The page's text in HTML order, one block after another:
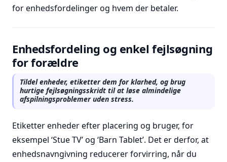
for enhedsfordelinger og hvem der betaler.
Enhedsfordeling og enkel fejlsøgning
for forældre
Tildel enheder, etiketter dem for klarhed, og brug
hurtige fejlsøgningsskridt til at løse almindelige
afspilningsproblemer uden stress.
Etiketter enheder efter placering og bruger, for
eksempel ‘Stue TV’ og ‘Barn Tablet’. Det er derfor, at
enhedsnavngivning reducerer forvirring, når du